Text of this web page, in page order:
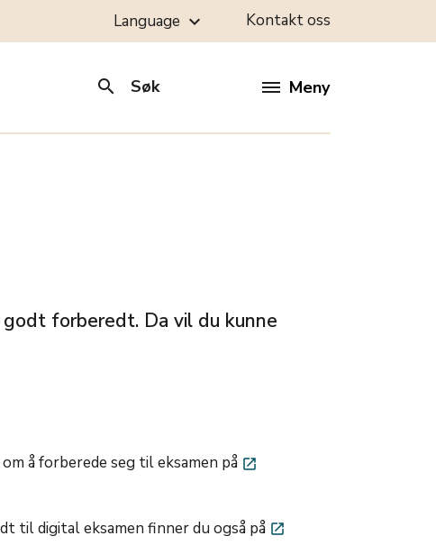
Language keyboard_arrow_down Kontakt oss
search Søk Meny
forberedt. Da vil du kunne
å forberede seg til eksamen på launch
til digital eksamen finner du også på launch